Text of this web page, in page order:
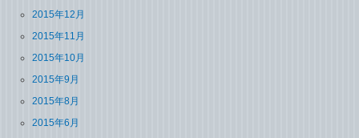
2015年12月
2015年11月
2015年10月
2015年9月
2015年8月
2015年6月